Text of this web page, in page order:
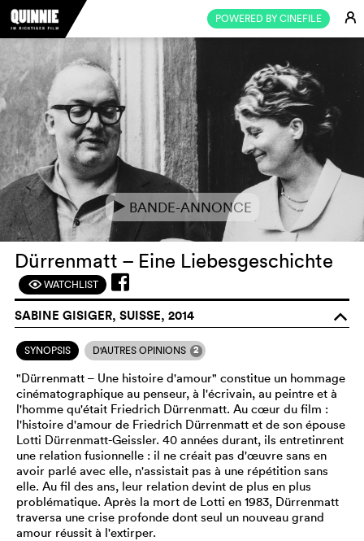
POWERED BY CINEFILE E
e BANDE-ANNONCE
Dürrenmatt – Eine Liebesgeschichte
FWATCHLIST
SABINE GISIGER, SUISSE, 2014 o
SYNOPSIS D'AUTRES OPINIONS 2
"Dürrenmatt – Une histoire d'amour" constitue un hommage
cinématographique au penseur, à l'écrivain, au peintre et à
l'homme qu'était Friedrich Dürrenmatt. Au cœur du film :
l'histoire d'amour de Friedrich Dürrenmatt et de son épouse
Lotti Dürrenmatt-Geissler. 40 années durant, ils entretinrent
une relation fusionnelle : il ne créait pas d'œuvre sans en
avoir parlé avec elle, n'assistait pas à une répétition sans
elle. Au fil des ans, leur relation devint de plus en plus
problématique. Après la mort de Lotti en 1983, Dürrenmatt
traversa une crise profonde dont seul un nouveau grand
amour réussit à l'extirper.